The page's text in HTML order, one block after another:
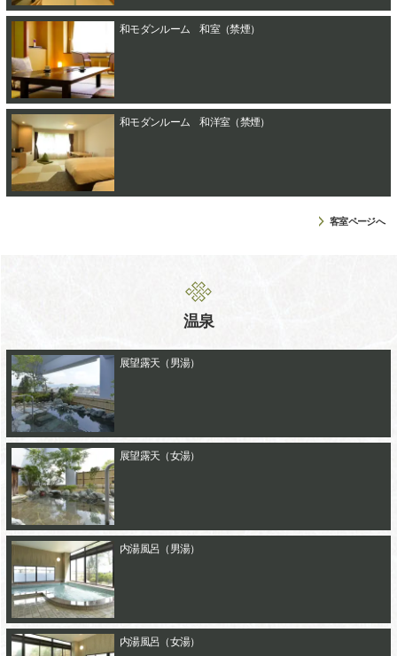
和モダンルーム 和室（禁煙）
和モダンルーム 和洋室（禁煙）
客室ページへ
温泉
展望露天（男湯）
展望露天（女湯）
内湯風呂（男湯）
内湯風呂（女湯）